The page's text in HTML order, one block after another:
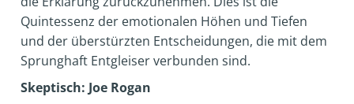
Quintessenz der emotionalen Höhen und Tiefen
und der überstürzten Entscheidungen, die mit dem
Sprunghaft Entgleiser verbunden sind.
Skeptisch: Joe Rogan